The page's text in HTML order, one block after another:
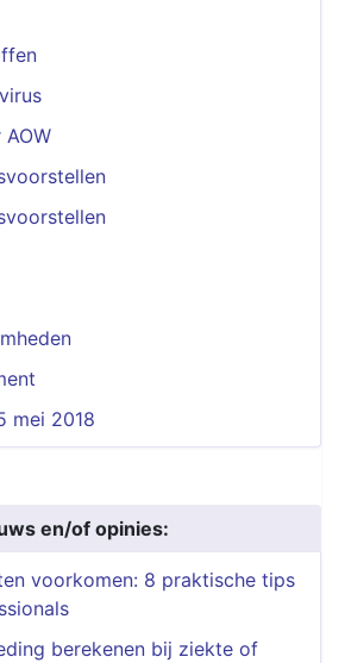
mei 2018
en/of opinies:
voorkomen: 8 praktische tips
berekenen bij ziekte of